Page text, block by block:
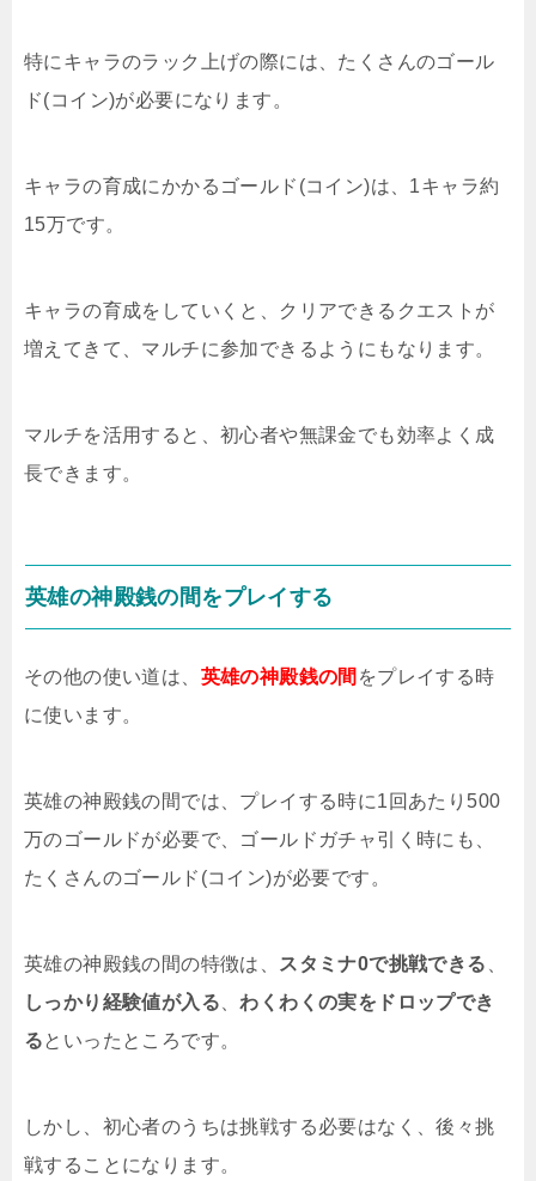
特にキャラのラック上げの際には、たくさんのゴール
ド(コイン)が必要になります。
キャラの育成にかかるゴールド(コイン)は、1キャラ約
15万です。
キャラの育成をしていくと、クリアできるクエストが
増えてきて、マルチに参加できるようにもなります。
マルチを活用すると、初心者や無課金でも効率よく成
長できます。
英雄の神殿銭の間をプレイする
その他の使い道は、 英雄の神殿銭の間 をプレイする時
に使います。
英雄の神殿銭の間では、プレイする時に1回あたり500
万のゴールドが必要で、ゴールドガチャ引く時にも、
たくさんのゴールド(コイン)が必要です。
英雄の神殿銭の間の特徴は、 スタミナ0で挑戦できる
しっかり経験値が入る
わくわくの実をドロップでき
るといったところです。
しかし、初心者のうちは挑戦する必要はなく、後々挑
戦することになります。